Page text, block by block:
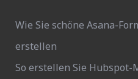
Wie Sie schöne Asana-
erstellen
So erstellen Sie